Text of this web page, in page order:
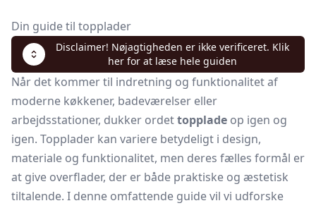
Din guide til topplader
Disclaimer! Nøjagtigheden er ikke verificeret. Klik
her for at læse hele guiden
Når det kommer til indretning og funktionalitet af
moderne køkkener, badeværelser eller
arbejdsstationer, dukker ordettopplade op igen og
igen. Topplader kan variere betydeligt i design,
materiale og funktionalitet, men deres fælles formål er
at give overflader, der er både praktiske og æstetisk
tiltalende. I denne omfattende guide vil vi udforske